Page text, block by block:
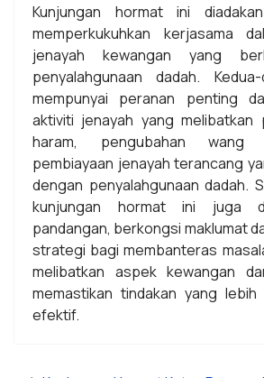
Kunjungan hormat ini
memperkukuhkan kerjasama
jenayah kewangan yang
penyalahgunaan dadah.
mempunyai peranan penting
aktiviti jenayah yang melibatkan
haram, pengubahan wang
pembiayaan jenayah terancang
dengan penyalahgunaan dadah.
kunjungan hormat ini juga
pandangan, berkongsi maklumat
strategi bagi membanteras
melibatkan aspek kewangan
memastikan tindakan yang
efektif.